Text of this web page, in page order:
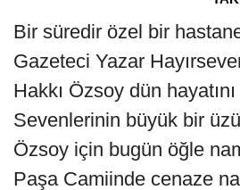
Bir süredir özel bir
Gazeteci Yazar
Hakkı Özsoy dün
Sevenlerinin büyük bir
Özsoy için bugün öğle
Paşa Camiinde cenaze